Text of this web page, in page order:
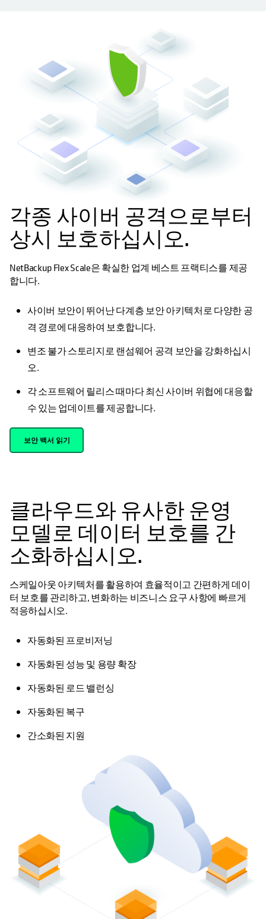
각종 사이버 공격으로부터
상시 보호하십시오.
NetBackup Flex Scale은 확실한 업계 베스트 프랙티스를 제공
합니다.
사이버 보안이 뛰어난 다계층 보안 아키텍처로 다양한 공
격 경로에 대응하여 보호합니다.
변조 불가 스토리지로 랜섬웨어 공격 보안을 강화하십시
오.
각 소프트웨어 릴리스 때마다 최신 사이버 위협에 대응할
수 있는 업데이트를 제공합니다.
보안 백서 읽기
클라우드와 유사한 운영
모델로 데이터 보호를 간
소화하십시오.
스케일아웃 아키텍처를 활용하여 효율적이고 간편하게 데이
터 보호를 관리하고, 변화하는 비즈니스 요구 사항에 빠르게
적응하십시오.
자동화된 프로비저닝
자동화된 성능 및 용량 확장
자동화된 로드 밸런싱
자동화된 복구
간소화된 지원